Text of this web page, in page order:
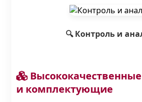
🔍 Контроль и
и комплектующие